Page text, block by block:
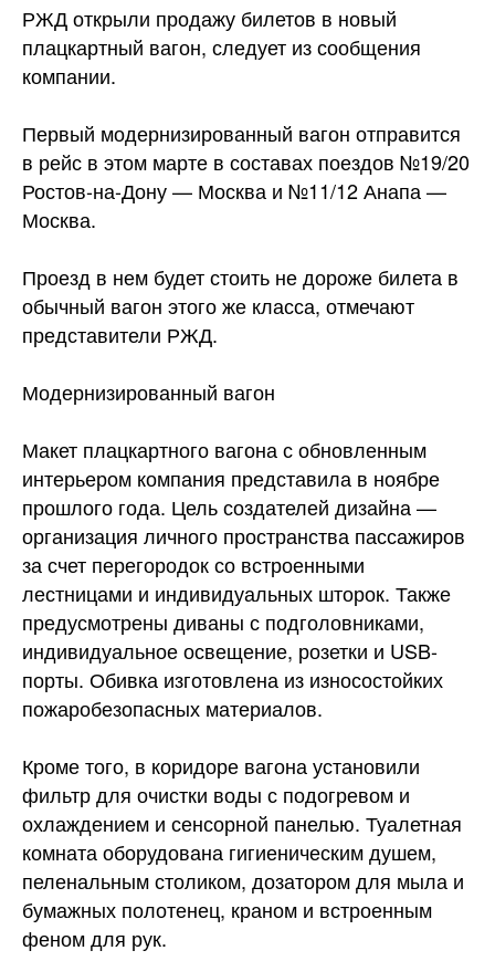
РЖД открыли продажу билетов в новый
плацкартный вагон, следует из сообщения
компании.
Первый модернизированный вагон отправится
в рейс в этом марте в составах поездов №19/20
Ростов-на-Дону — Москва и №11/12 Анапа —
Москва.
Проезд в нем будет стоить не дороже билета в
обычный вагон этого же класса, отмечают
представители РЖД.
Модернизированный вагон
Макет плацкартного вагона с обновленным
интерьером компания представила в ноябре
прошлого года. Цель создателей дизайна —
организация личного пространства пассажиров
за счет перегородок со встроенными
лестницами и индивидуальных шторок. Также
предусмотрены диваны с подголовниками,
индивидуальное освещение, розетки и USB-
порты. Обивка изготовлена из износостойких
пожаробезопасных материалов.
Кроме того, в коридоре вагона установили
фильтр для очистки воды с подогревом и
охлаждением и сенсорной панелью. Туалетная
комната оборудована гигиеническим душем,
пеленальным столиком, дозатором для мыла и
бумажных полотенец, краном и встроенным
феном для рук.